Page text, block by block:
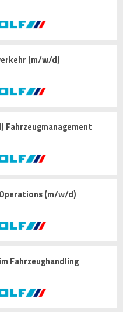
(m/w/d)
(m/w/d)
Fahrzeughandling